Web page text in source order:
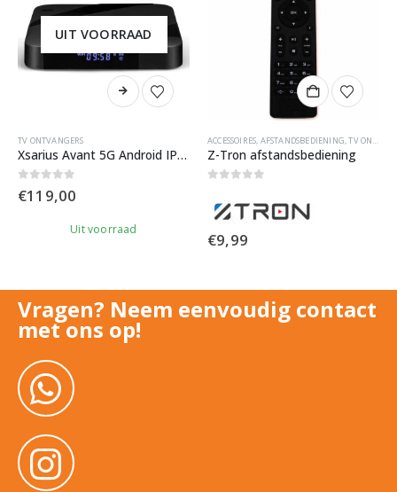
UIT VOORRAAD
TV ONTVANGERS
Xsarius Avant 5G Android IPTV Box
0out of 5
€119,00
Uit voorraad
ACCESSOIRES, AFSTANDSBEDIENING,TV ONTVANGERS
Z-Tron afstandsbediening
€9,99
Vragen? Neem eenvoudig contact
met ons op!